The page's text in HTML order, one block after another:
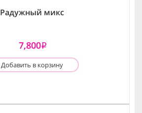
Радужный микс
7,800i
Добавить в корзину